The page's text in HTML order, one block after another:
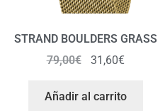
STRAND BOULDERS GRASS
79,00€ 31,60€
Añadir al carrito